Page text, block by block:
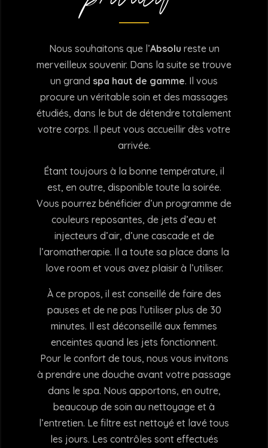
Nous souhaitons que l’Absolu reste un
merveilleux souvenir. Dans la suite se trouve
un grand spa haut de gamme. Il vous
procure un véritable soin et des massages
étudiés, dans le but de détendre totalement
votre corps. Il peut vous accueillir dès votre
arrivée.
Étant toujours à la bonne température, il
est, en outre, disponible toute la soirée.
Vous pourrez bénéficier d’un programme de
couleurs reposantes, de jets d’eau et
injecteurs d’air, d’une cascade et de
l’aromatherapie. Il a toute sa place dans la
love room et vous avez plaisir à l’utiliser.
À ce propos, il est conseillé de faire des
pauses et de ne pas l’utiliser plus de 30
minutes. Il est déconseillé aux femmes
enceintes quand les jets fonctionnent.
Pour le confort de tous, nous vous invitons
à prendre une douche avant votre passage
dans le spa. Nous apportons, en outre,
beaucoup de soin au nettoyage et à
l’entretien. Le filtre est nettoyé et lavé tous
les jours. Les contrôles sont effectués